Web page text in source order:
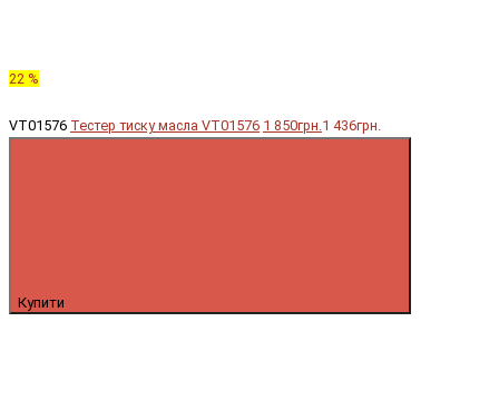
22 %
VT01576 Тестер тиску масла VT01576 1 850грн.1 436грн.
Купити